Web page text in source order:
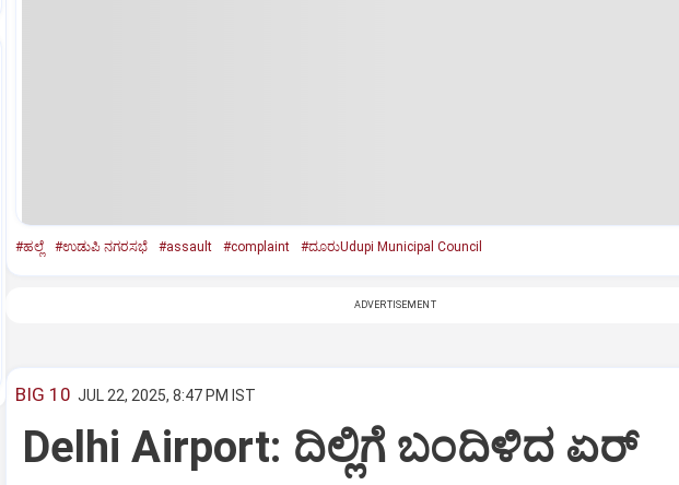
#ಹಲ್ಲೆ #ಉಡುಪಿ ನಗರಸಭೆ #assault #complaint #ದೂರುUdupi Municipal Council
ADVERTISEMENT
BIG 10 JUL 22, 2025, 8:47 PM IST
Delhi Airport: ದಿಲ್ಲಿಗೆ ಬಂದಿಳಿದ ಏರ್‌